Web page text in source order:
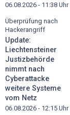
06.08.2026 - 11:38 Uhr
Überprüfung nach
Hackerangriff
Update:
Liechtensteiner
Justizbehörde
nimmt nach
Cyberattacke
weitere Systeme
vom Netz
06.08.2026 - 12:15 Uhr